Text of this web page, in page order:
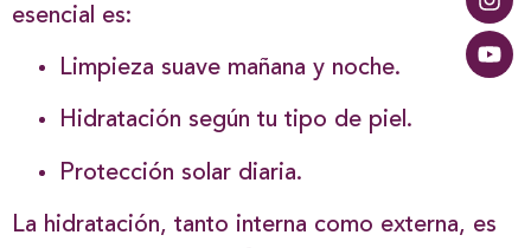
esencial es:
Limpieza suave mañana y noche.
Hidratación según tu tipo de piel.
Protección solar diaria.
La hidratación, tanto interna como externa, es